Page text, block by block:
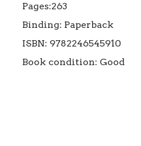
Pages:263
Binding: Paperback
ISBN: 9782246545910
Book condition: Good